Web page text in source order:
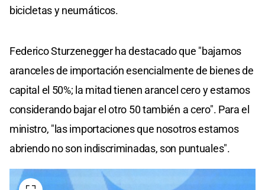
bicicletas y neumáticos.
Federico Sturzenegger ha destacado que "bajamos
aranceles de importación esencialmente de bienes de
capital el 50%; la mitad tienen arancel cero y estamos
considerando bajar el otro 50 también a cero". Para el
ministro, "las importaciones que nosotros estamos
abriendo no son indiscriminadas, son puntuales".